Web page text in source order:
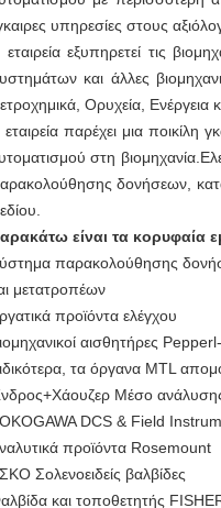
υπηρεσίες στους
εξυπηρετεί τις
και άλλες
Ορυχεία,
παρέχει μια ποικίλη
στη
δονήσεων,
είναι τα κορυφαία
παρακολούθησης
μετατροπέων
προϊόντα ελέγχου
αισθητήρες
τα όργανα MTL
Μέσο
DCS & Field
προϊόντα Rosemount
Σολενοειδείς βαλβίδες
και τοποθετητής